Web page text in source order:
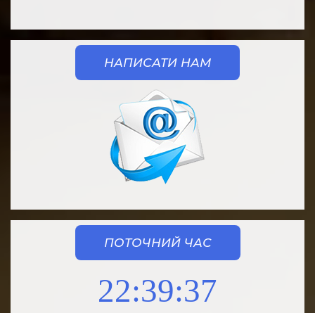
НАПИСАТИ НАМ
ПОТОЧНИЙ ЧАС
22:39:37